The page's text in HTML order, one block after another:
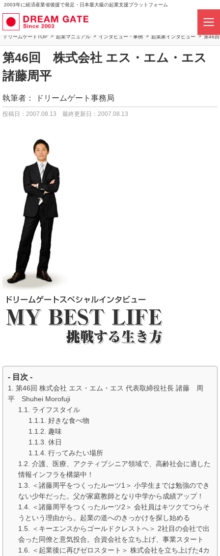
2003年に経済産業省後援で発足・日本最大級の起業支援プラットフォーム
ドリームゲートTOP 起業マニュアル インタビュー・事例 起業家インタビュー 第46
第46回 株式会社 エス・エム・エス
諸藤周平
執筆者： ドリームゲート事務局
投稿日：2007.08.13 最終更新日：2007.08.13
- 目次 -
第46回 株式会社 エス・エム・エス 代表取締役社長 諸藤 周
平 Shuhei Morofuji
ライフスタイル
好きな食べ物
趣味
休日
行ってみたい場所
介護、医療、アクティブシニア領域で、高齢社会に適した
情報インフラを構築中！
＜諸藤周平をつくったルーツ1＞ 小学生までは勉強のでき
ない少年だった。父が家庭教師となり中学から成績アップ！
＜諸藤周平をつくったルーツ2＞ 会社員はキツクてつらそ
うという理由から。起業の道へのきっかけを探し始める
＜キーエンスからゴールドクレストへ＞ 2社目の会社で出
会った同僚と意気投合。合資会社を立ち上げ、事業スタート
＜起業後に再びゼロスタート＞ 株式会社を立ち上げた4カ